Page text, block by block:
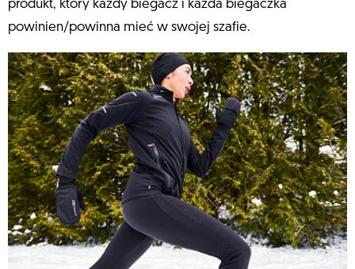
produkt, który każdy biegacz i każda biegaczka
powinien/powinna mieć w swojej szafie.